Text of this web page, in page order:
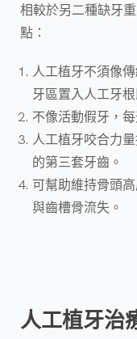
相較於另二種缺牙
點：
人工植牙不須像
牙區置入人工牙根
不像活動假牙，
人工植牙咬合力
的第三套牙齒。
可幫助維持骨頭
與齒槽骨流失。
人工植牙治